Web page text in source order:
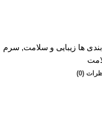
ها زیبایی و سلامت, سرم
(0)